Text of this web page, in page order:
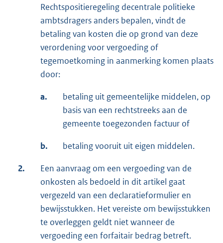
Rechtspositieregeling decentrale politieke
ambtsdragers anders bepalen, vindt de
betaling van kosten die op grond van deze
verordening voor vergoeding of
tegemoetkoming in aanmerking komen plaats
door:
a.
betaling uit gemeentelijke middelen, op
basis van een rechtstreeks aan de
gemeente toegezonden factuur of
b. betaling vooruit uit eigen middelen.
2.
Een aanvraag om een vergoeding van de
onkosten als bedoeld in dit artikel gaat
vergezeld van een declaratieformulier en
bewijsstukken. Het vereiste om bewijsstukken
te overleggen geldt niet wanneer de
vergoeding een forfaitair bedrag betreft.